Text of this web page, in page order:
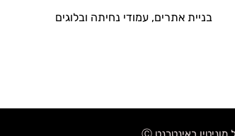
בניית אתרים, עמודי נחיתה ובלוגים